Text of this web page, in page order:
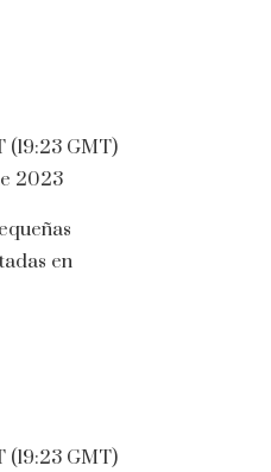
(19:23 GMT)
2023
(19:23 GMT)